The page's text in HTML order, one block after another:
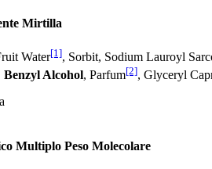
Mirtilla
Water[1], Sorbit, Sodium Lauroyl
Benzyl Alcohol, Parfum[2], Glyceryl
Multiplo Peso Molecolare